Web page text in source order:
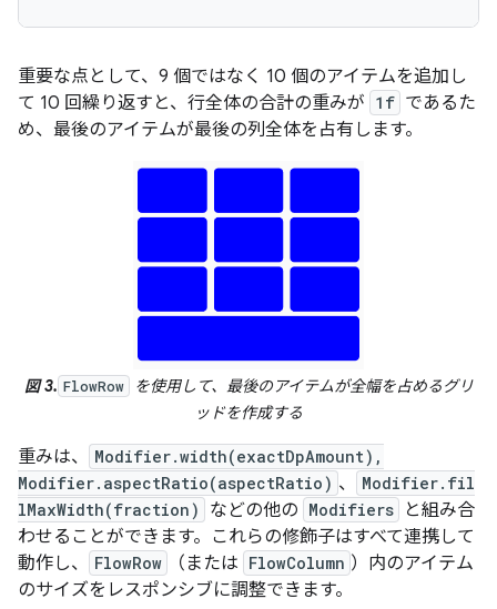
重要な点として、9 個ではなく 10 個のアイテムを追加し
て 10 回繰り返すと、行全体の合計の重みが 1f であるた
め、最後のアイテムが最後の列全体を占有します。
図 3. FlowRow
を使用して、最後のアイテムが全幅を占めるグリ
ッドを作成する
重みは、
Modifier.width(exactDpAmount),
Modifier.aspectRatio(aspectRatio) 、
Modifier.fil
lMaxWidth(fraction)
などの他の Modifiers
と組み合
わせることができます。これらの修飾子はすべて連携して
動作し、
FlowRow （または FlowColumn ）内のアイテム
のサイズをレスポンシブに調整できます。